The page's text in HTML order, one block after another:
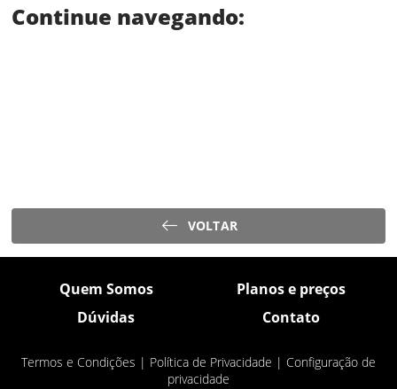
Continue navegando:
VOLTAR
Quem Somos
Planos e preços
Dúvidas
Contato
Termos e Condições | Política de Privacidade | Configuração de
privacidade